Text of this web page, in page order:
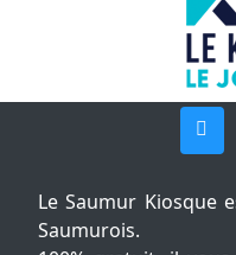
Le Saumur Kiosque
Saumurois.